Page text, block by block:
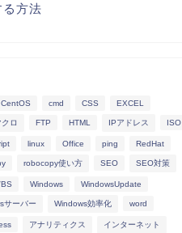
方法
CentOS cmd CSS EXCEL
ロ FTP HTML IPアドレス ISO
linux Office ping RedHat
robocopy使い方 SEO SEO対策
Windows WindowsUpdate
サーバー Windows効率化 word
アナリティクス インターネット